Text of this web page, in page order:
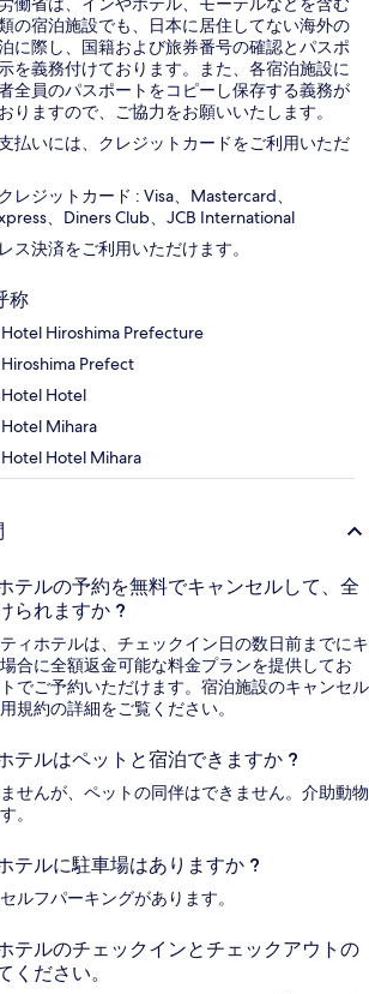
の宿泊施設でも、日本に​居住してない海外の
に際し、国籍および旅券番号の確認とパスポ
を義務付け​ております。また、各宿泊施設に
全員のパスポートをコピーし保存する義務が
りますの​で、ご協力をお願いいたします。
払いには、クレジットカードをご利用いただ
レジットカード : Visa、Mastercard、
、Diners Club、JCB International
ス決済をご利用いただけます。
称
Hiroshima Prefecture
Prefect
Hotel
Mihara
Hotel Mihara
テルの予約を無料でキャンセルして、全
られますか ?
ィホテルは、チェックイン日の数日前までにキ
合に全額返金可能な料金プランを提供してお
でご予約いただけます。宿泊施設のキャンセル
規約の詳細をご覧ください。
テルはペットと宿泊できますか ?
せんが、ペットの同伴はできません。介助動物
。
テルに駐車場はありますか ?
ルフパーキングがあります。
テルのチェックインとチェックアウトの
ください。